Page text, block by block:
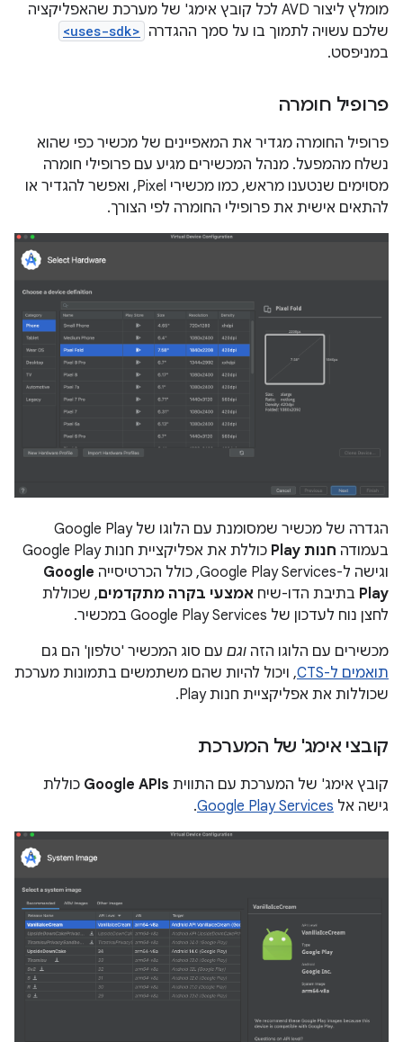
מומלץ ליצור AVD לכל קובץ אימג' של מערכת שהאפליקציה
שלכם עשויה לתמוך בו על סמך ההגדרה <uses-sdk>
במניפסט.
פרופיל חומרה
פרופיל החומרה מגדיר את המאפיינים של מכשיר כפי שהוא
נשלח מהמפעל. מנהל המכשירים מגיע עם פרופילי חומרה
מסוימים שנטענו מראש, כמו מכשירי Pixel, ואפשר להגדיר או
להתאים אישית את פרופילי החומרה לפי הצורך.
הגדרה של מכשיר שמסומנת עם הלוגו של Google Play
בעמודה חנות Play
כוללת את אפליקציית חנות Google Play
וגישה ל-Google Play Services, כולל הכרטיסייה
Google
Play בתיבת הדו-שיח אמצעי בקרה מתקדמים, שכוללת
לחצן נוח לעדכון של Google Play Services במכשיר.
מכשירים עם הלוגו הזה וגם עם סוג המכשיר 'טלפון' הם גם
תואמים ל-CTS
, ויכול להיות שהם משתמשים בתמונות מערכת
שכוללות את אפליקציית חנות Play.
קובצי אימג' של המערכת
קובץ אימג' של המערכת עם התווית Google APIs כוללת
גישה אל Google Play Services
.